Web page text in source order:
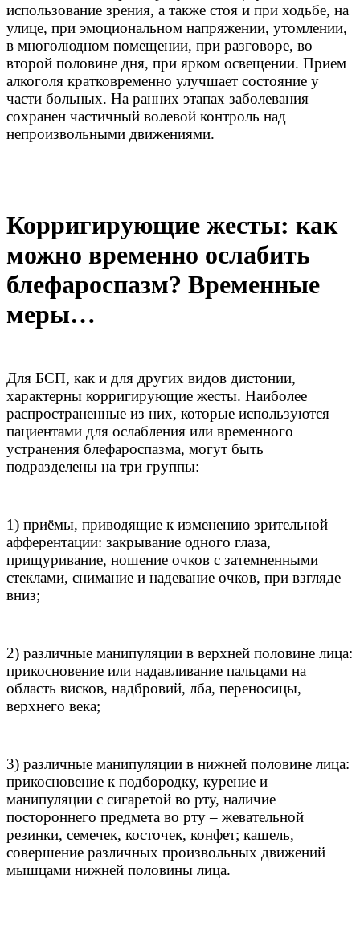
использование зрения, а также стоя и при ходьбе, на
улице, при эмоциональном напряжении, утомлении,
в многолюдном помещении, при разговоре, во
второй половине дня, при ярком освещении. Прием
алкоголя кратковременно улучшает состояние у
части больных. На ранних этапах заболевания
сохранен частичный волевой контроль над
непроизвольными движениями.
Корригирующие жесты: как
можно временно ослабить
блефароспазм? Временные
меры…
Для БСП, как и для других видов дистонии,
характерны корригирующие жесты. Наиболее
распространенные из них, которые используются
пациентами для ослабления или временного
устранения блефароспазма, могут быть
подразделены на три группы:
1) приёмы, приводящие к изменению зрительной
афферентации: закрывание одного глаза,
прищуривание, ношение очков с затемненными
стеклами, снимание и надевание очков, при взгляде
вниз;
2) различные манипуляции в верхней половине лица:
прикосновение или надавливание пальцами на
область висков, надбровий, лба, переносицы,
верхнего века;
3) различные манипуляции в нижней половине лица:
прикосновение к подбородку, курение и
манипуляции с сигаретой во рту, наличие
постороннего предмета во рту – жевательной
резинки, семечек, косточек, конфет; кашель,
совершение различных произвольных движений
мышцами нижней половины лица.